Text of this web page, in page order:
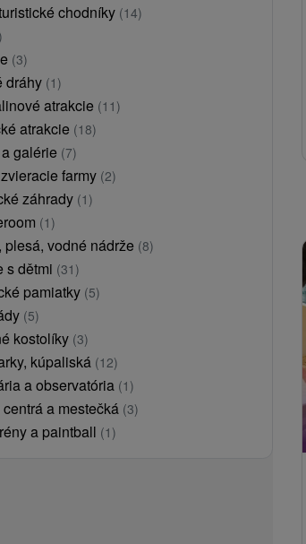
chodníky (14)
(3)
dráhy (1)
atrakcie (11)
atrakcie (18)
galérie (7)
farmy (2)
záhrady (1)
(1)
plesá, vodné nádrže (8)
s dětmi (31)
pamiatky (5)
(5)
kostolíky (3)
kúpaliská (12)
a observatória (1)
a mestečká (3)
a paintball (1)